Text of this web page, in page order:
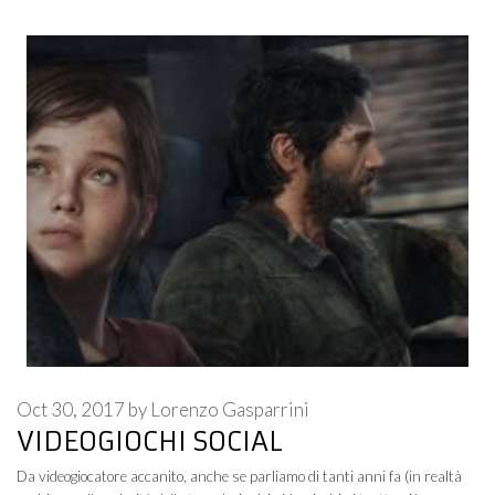
VIDEOGIOCHI SOCIAL
Oct 30, 2017 by Lorenzo Gasparrini
Da videogiocatore accanito, anche se parliamo di tanti anni fa (in realtà